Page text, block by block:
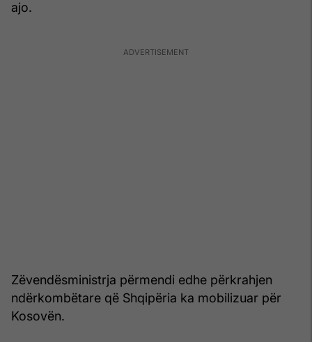
ajo.
Zëvendësministrja përmendi edhe përkrahjen
ndërkombëtare që Shqipëria ka mobilizuar për
Kosovën.